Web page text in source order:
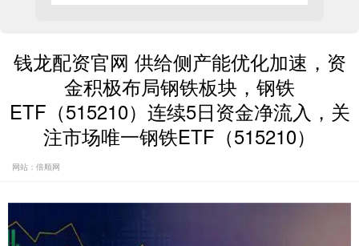
钱龙配资官网 供给侧产能优化加速，资
金积极布局钢铁板块，钢铁
ETF（515210）连续5日资金净流入，关
注市场唯一钢铁ETF（515210）
网站：倍顺网